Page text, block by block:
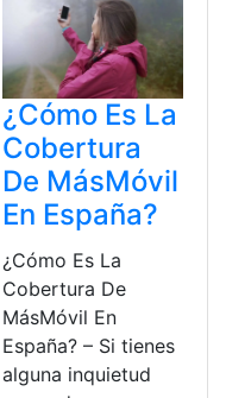
¿Cómo Es La
Cobertura
De MásMóvil
En España?
¿Cómo Es La
Cobertura De
MásMóvil En
España? – Si tienes
alguna inquietud